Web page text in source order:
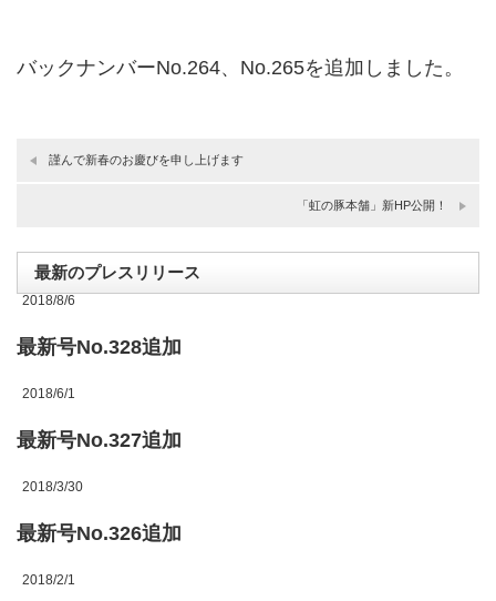
バックナンバーNo.264、No.265を追加しました。
謹んで新春のお慶びを申し上げます
「虹の豚本舗」新HP公開！
最新のプレスリリース
2018/8/6
最新号No.328追加
2018/6/1
最新号No.327追加
2018/3/30
最新号No.326追加
2018/2/1